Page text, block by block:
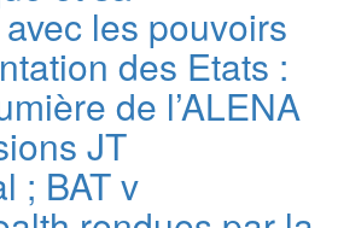
les pouvoirs
des Etats :
de l’ALENA
JT
; BAT v